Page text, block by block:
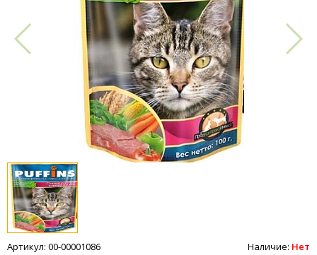
Артикул: 00-00001086 Наличие: Нет